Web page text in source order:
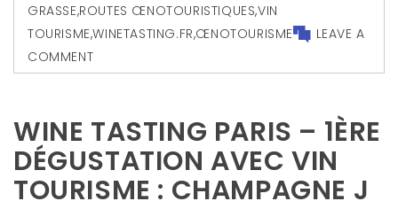
GRASSE,ROUTES ŒNOTOURISTIQUES,VIN
TOURISME,WINETASTING.FR,ŒNOTOURISME
LEAVE A
COMMENT
WINE TASTING PARIS – 1ÈRE
DÉGUSTATION AVEC VIN
TOURISME : CHAMPAGNE J